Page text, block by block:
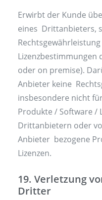
Erwirbt der Kunde
eines Drittanbieters,
Lizenzbestimmungen
oder on premise).
Anbieter keine
insbesondere nicht
Produkte / Software /
Drittanbietern oder
Anbieter bezogene
Lizenzen.
19. Verletzung
Dritter